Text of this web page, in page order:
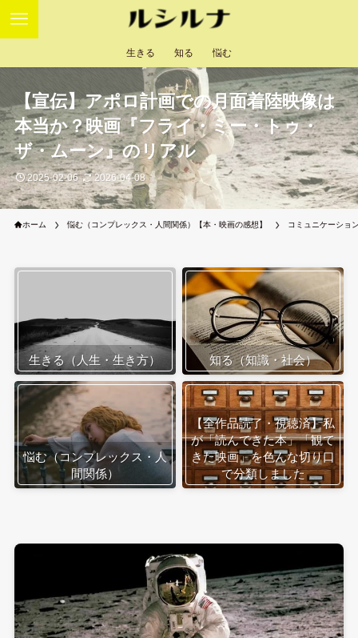
生きる 知る 悩む
【宣伝】アポロ計画での月面着陸映像は
本当か？映画『フライ・ミー・トゥ・
ザ・ムーン』のリアル
2025-02-06 2026-04-08
ホーム 悩む（コンプレックス・人間関係）【本・映画の感想】 コミュニケーショ
生きる（人生・生き方） 知る（知識・社会）
悩む（コンプレックス・人
間関係）
【全作品読了・視聴済】私
が「読んできた本」「観て
きた映画」を色んな切り口
で分類しました